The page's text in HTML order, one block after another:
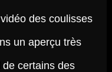
des coulisses
un aperçu très
certains des